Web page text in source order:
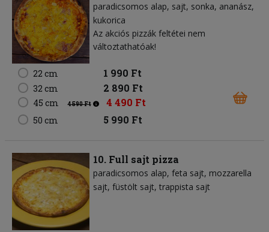
paradicsomos alap sajt sonka ananász
kukorica
Az akciós pizzák feltétei nem
változtathatóak!
22 cm 1 990 Ft
32 cm 2 890 Ft
45 cm 4 590 Ft 4 490 Ft
50 cm 5 990 Ft
10. Full sajt pizza
paradicsomos alap feta sajt mozzarella
sajt füstölt sajt trappista sajt